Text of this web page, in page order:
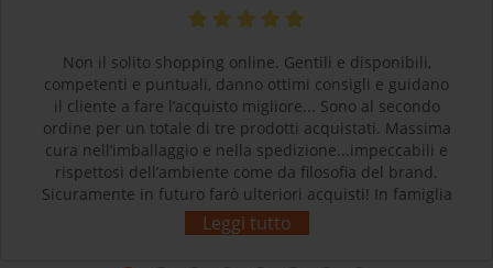
Non il solito shopping online. Gentili e disponibili,
competenti e puntuali, danno ottimi consigli e guidano
il cliente a fare l’acquisto migliore... Sono al secondo
ordine per un totale di tre prodotti acquistati. Massima
cura nell’imballaggio e nella spedizione...impeccabili e
rispettosi dell’ambiente come da filosofia del brand.
Sicuramente in futuro farò ulteriori acquisti! In famiglia
siamo tutti soddisfatti e contenti dei nostri acquisti.
Grazie! L’esperienza d’acquisto con Sherpa3 è stata
Leggi tutto